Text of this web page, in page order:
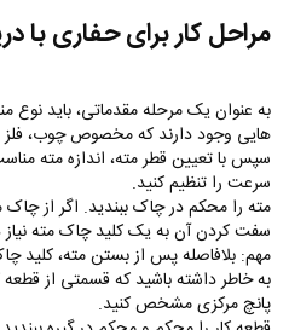
مراحل کار برای حفاری با
به عنوان یک مرحله مقدماتی، باید نوع
هایی وجود دارند که مخصوص چوب،
سپس با تعیین قطر مته، اندازه مته
سرعت را تنظیم کنید.
مته را محکم در چاک ببندید. اگر از چاک
سفت کردن آن به یک کلید چاک مته نیاز
مهم: بلافاصله پس از بستن مته، کلید
به خاطر داشته باشید که قسمتی از قطعه
پانچ مرکزی مشخص کنید.